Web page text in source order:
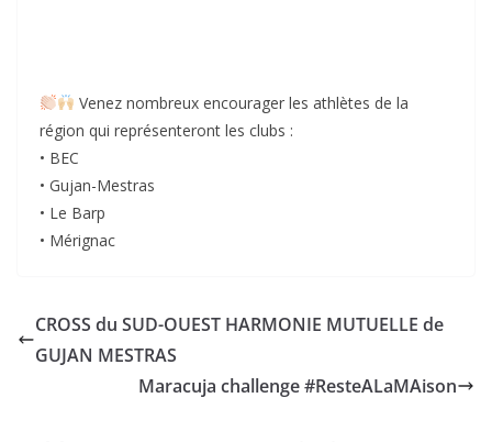
Venez nombreux encourager les athlètes de la
région qui représenteront les clubs :
• BEC
• Gujan-Mestras
• Le Barp
• Mérignac
CROSS du SUD-OUEST HARMONIE MUTUELLE de
GUJAN MESTRAS
Maracuja challenge #ResteALaMAison